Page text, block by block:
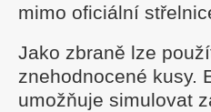
mimo oficiální
Jako zbraně lze
znehodnocené kusy.
umožňuje simulovat